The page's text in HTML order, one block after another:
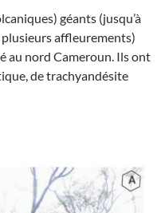
géants (jusqu’à
plusieurs affleurements)
au nord Cameroun. Ils ont
de trachyandésite